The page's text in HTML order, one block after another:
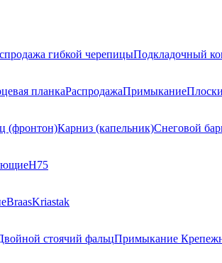
гибкой черепицыПодкладочный
планкаРаспродажаПримыкание
(фронтон)Карниз (капельник)Снеговой
Н75
BraasKriastak
стоячий фальцПримыкание